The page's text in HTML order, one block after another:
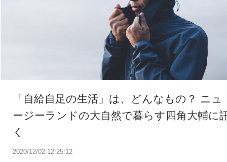
2020/12/02 12:25:12
「自給自足の生活」は、どんなもの？ ニュ
ージーランドの大自然で暮らす四角大輔に
く